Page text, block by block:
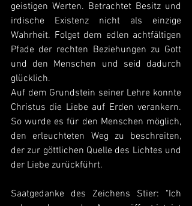
geistigen Werten. Betrachtet Besitz und
irdische Existenz nicht als einzige
Wahrheit. Folget dem edlen achtfältigen
Pfade der rechten Beziehungen zu Gott
und den Menschen und seid dadurch
glücklich.
Auf dem Grundstein seiner Lehre konnte
Christus die Liebe auf Erden verankern.
So wurde es für den Menschen möglich,
den erleuchteten Weg zu beschreiten,
der zur göttlichen Quelle des Lichtes und
der Liebe zurückführt.
Saatgedanke des Zeichens Stier: "Ich